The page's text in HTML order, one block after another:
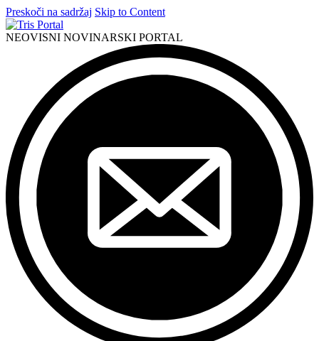
Preskoči na sadržaj Skip to Content
NEOVISNI NOVINARSKI PORTAL